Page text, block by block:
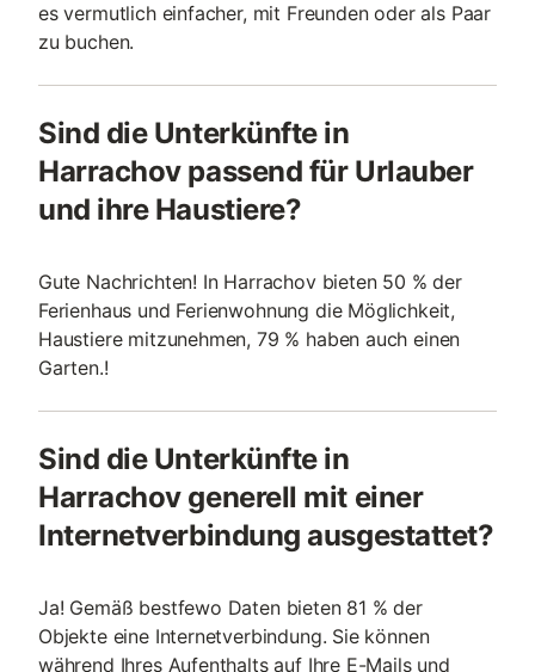
es vermutlich einfacher, mit Freunden oder als Paar
zu buchen.
Sind die Unterkünfte in
Harrachov passend für Urlauber
und ihre Haustiere?
Gute Nachrichten! In Harrachov bieten 50 % der
Ferienhaus und Ferienwohnung die Möglichkeit,
Haustiere mitzunehmen, 79 % haben auch einen
Garten.!
Sind die Unterkünfte in
Harrachov generell mit einer
Internetverbindung ausgestattet?
Ja! Gemäß bestfewo Daten bieten 81 % der
Objekte eine Internetverbindung. Sie können
während Ihres Aufenthalts auf Ihre E-Mails und